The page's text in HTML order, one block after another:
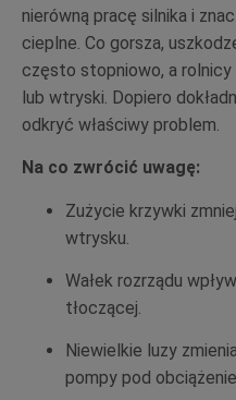
nierówną pracę silnika i
cieplne. Co gorsza,
często stopniowo, a rolnicy
lub wtryski. Dopiero
odkryć właściwy problem.
Na co zwrócić uwagę:
Zużycie krzywki
wtrysku.
Wałek rozrządu
tłoczącej.
Niewielkie luzy
pompy pod